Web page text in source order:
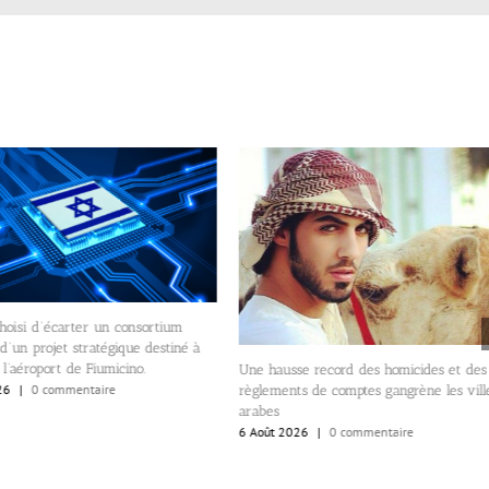
d’écarter un consortium
projet stratégique destiné à
de Fiumicino.
| 0 commentaire
Une hausse record des homicides et des
règlements de comptes gangrène les
arabes
6 Août 2026 | 0 commentaire